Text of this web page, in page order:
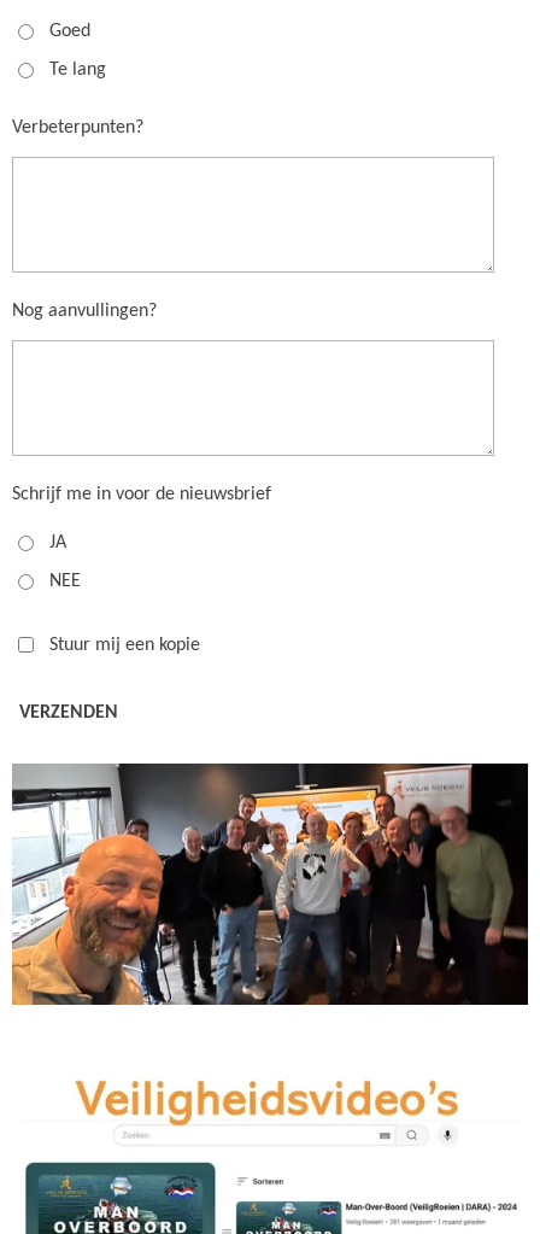
Goed
Te lang
Verbeterpunten?
Nog aanvullingen?
Schrijf me in voor de nieuwsbrief
JA
NEE
Stuur mij een kopie
VERZENDEN